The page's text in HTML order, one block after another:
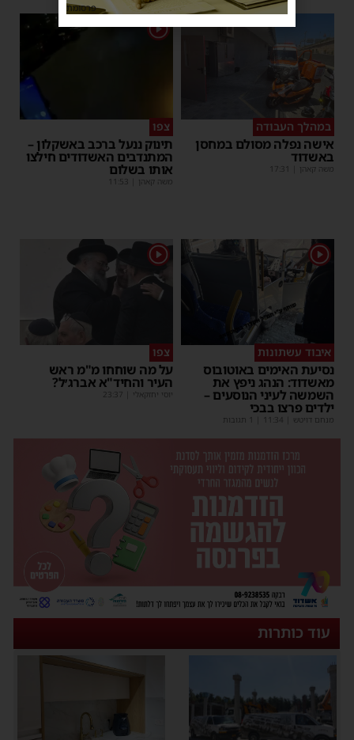
במהלך העבודה
אישה נפלה מסולם במחסן
באשדוד
משה קאהן 17:31
1
צפו
תינוק ננעל ברכב באשקלון –
המתנדבים האשדודים חילצו
אותו בשלום
משה קאהן 11:53
1
איבוד עשתונות
נסיעת האימים באוטובוס
מאשדוד: הנהג ניפץ את
השמשה לעיני הנוסעים –
ילדים פרצו בבכי
מנחם דויטש 11:34
1
צפו
על מה שוחחו מ"מ ראש
העיר והחיד"א אברג׳ל?
יוסי יחזקאלי 23:37
עוד כותרות
פרסומת